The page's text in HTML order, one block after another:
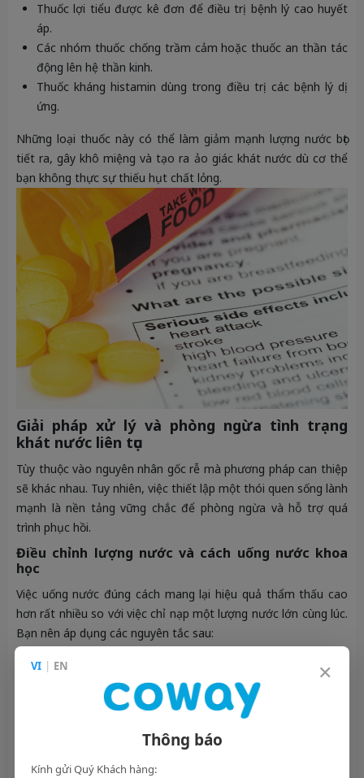
Thuốc lợi tiểu được kê đơn để điều trị bệnh lý cao huyết
áp.
Các nhóm thuốc chống trầm cảm hoặc thuốc an thần tác
động lên hệ thần kinh.
Thuốc kháng histamin dùng trong điều trị các bệnh lý dị
ứng.
Những loại thuốc này có thể làm giảm mạnh lượng nước bọt
tiết ra, gây khô miệng và tạo ra ảo giác khát nước dù cơ thể
bạn không thực sự thiếu hụt chất lỏng.
Giải pháp xử lý và phòng ngừa tình trạng
khát nước liên tục
Tùy thuộc vào nguyên nhân gốc rễ mà phương pháp can thiệp
sẽ khác nhau. Tuy nhiên, việc thiết lập một thói quen sống lành
mạnh là nền tảng vững chắc để phòng ngừa và hỗ trợ quá
trình phục hồi.
Điều chỉnh lượng nước và cách uống nước khoa
học
Việc uống nước đúng cách mang lại hiệu quả thẩm thấu cao
hơn rất nhiều so với việc chỉ nạp một lượng nước lớn cùng lúc.
Bạn nên áp dụng các nguyên tắc sau:
Tuyệt đối không đợi đến khi cổ họng khô rát mới bắt đầu
tìm nước uống.
Hãy chia nhỏ lượng nước nạp vào cơ thể xuyên suốt cả
ngày, uống từng ngụm nhỏ để nước có thời gian đi vào
Trong trường hợp mất nước do tiêu chảy hoặc đổ mồ hôi
nhiều, cần bổ sung các
VI | EN ×
Thông báo
Kính gửi Quý Khách hàng: